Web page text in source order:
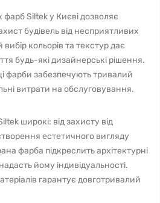
Siltek у Києві дозволяє
будівель від несприятливих
кольорів та текстур дає
будь-які дизайнерські рішення.
фарби забезпечують тривалий
витрати на обслуговування.
широкі: від захисту від
естетичного вигляду
фарба підкреслить архітектурні
йому індивідуальності.
гарантує довготривалий